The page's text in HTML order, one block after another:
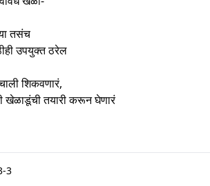
तसंच
उपयुक्त ठरेल
शिकवणारं,
खेळाडूंची तयारी करून घेणारं
3